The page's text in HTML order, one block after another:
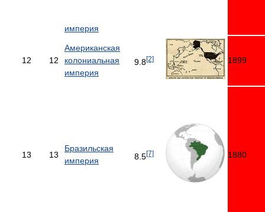
империя
12 12
Американская
колониальная
империя
9.8[2] 1899
13 13
Бразильская
империя
8.5[7] 1880